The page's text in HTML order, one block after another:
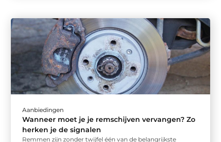
Aanbiedingen
Wanneer moet je je remschijven vervangen? Zo
herken je de signalen
Remmen zijn zonder twijfel één van de belangrijkste